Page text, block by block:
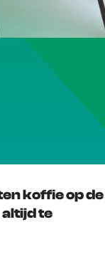
koffie op de
te